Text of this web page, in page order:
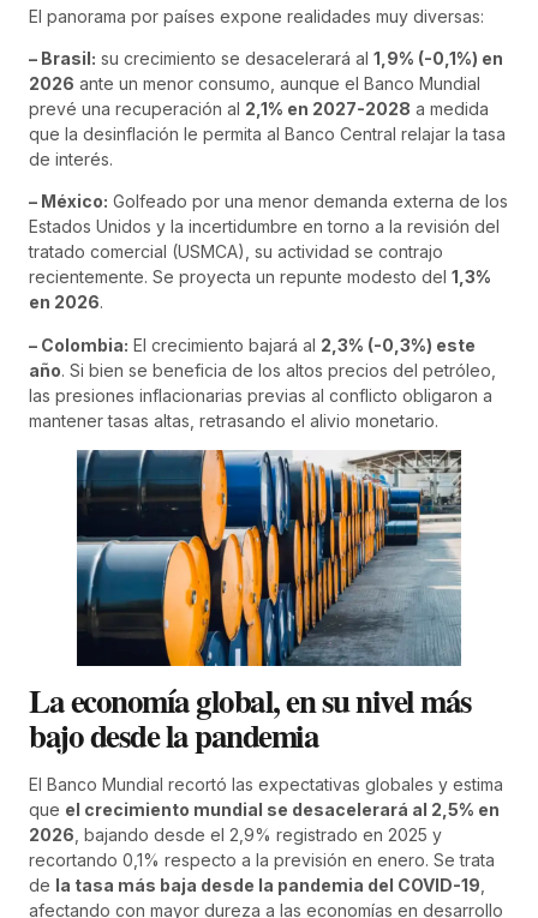
El panorama por países expone realidades muy diversas:
– Brasil: su crecimiento se desacelerará al 1,9% (-0,1%) en
2026 ante un menor consumo, aunque el Banco Mundial
prevé una recuperación al 2,1% en 2027-2028 a medida
que la desinflación le permita al Banco Central relajar la tasa
de interés.
– México: Golfeado por una menor demanda externa de los
Estados Unidos y la incertidumbre en torno a la revisión del
tratado comercial (USMCA), su actividad se contrajo
recientemente. Se proyecta un repunte modesto del 1,3%
en 2026.
– Colombia: El crecimiento bajará al 2,3% (-0,3%) este
año. Si bien se beneficia de los altos precios del petróleo,
las presiones inflacionarias previas al conflicto obligaron a
mantener tasas altas, retrasando el alivio monetario.
La economía global, en su nivel más
bajo desde la pandemia
El Banco Mundial recortó las expectativas globales y estima
que el crecimiento mundial se desacelerará al 2,5% en
2026 , bajando desde el 2,9% registrado en 2025 y
recortando 0,1% respecto a la previsión en enero. Se trata
de la tasa más baja desde la pandemia del COVID-19
afectando con mayor dureza a las economías en desarrollo